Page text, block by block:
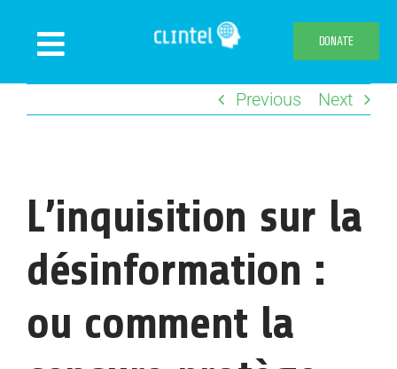
Toggle
Navigation
Declaration
Webshop
About us
DONATE
Previous Next
L’inquisition sur la
désinformation :
ou comment la